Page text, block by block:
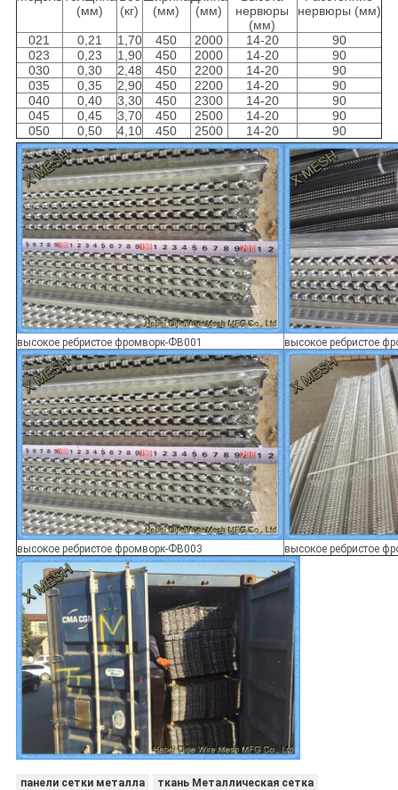
(мм)
(кг)
(мм)
(мм)
нервюры
(мм)
нервюры (мм)
021 0,21 1,70 450 2000 14-20
90
023
0,23 1,90 450 2000 14-20
90
030
0,30 2,48 450 2200 14-20
90
035
0,35 2,90 450 2200 14-20
90
040
0,40 3,30 450 2300 14-20
90
045
0,45 3,70 450 2500 14-20
90
050
0,50 4,10 450 2500 14-20 90
высокое ребристое фромворк-ФВ001 высокое ребристое
высокое ребристое фромворк-ФВ003 высокое ребристое
панели сетки металла
ткань Металлическая сетка